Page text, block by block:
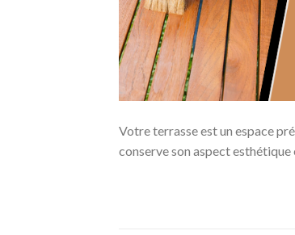
Votre terrasse est un espace
conserve son aspect